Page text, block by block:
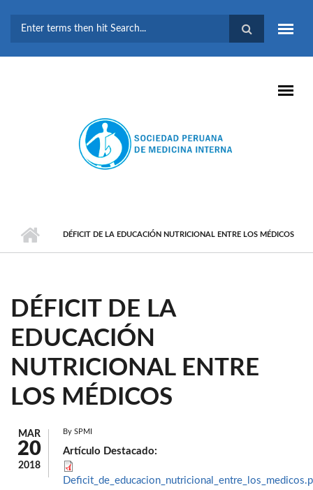
BÚSQUEDA
DÉFICIT DE LA EDUCACIÓN NUTRICIONAL ENTRE LOS MÉDICOS
DÉFICIT DE LA
EDUCACIÓN
NUTRICIONAL ENTRE
LOS MÉDICOS
MAR
20
2018
By SPMI
Artículo Destacado: